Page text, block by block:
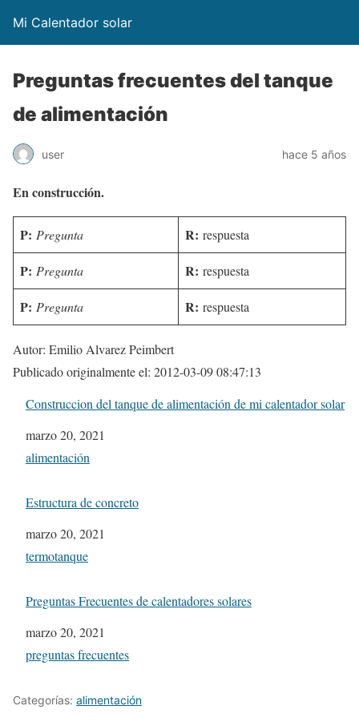
Mi Calentador solar
Preguntas frecuentes del tanque
de alimentación
user hace 5 años
En construcción.
P: Pregunta R: respuesta
P: Pregunta R: respuesta
P: Pregunta R: respuesta
Autor: Emilio Alvarez Peimbert
Publicado originalmente el: 2012-03-09 08:47:13
Construccion del tanque de alimentación de mi calentador solar
Fecha
marzo 20, 2021
In relation to
alimentación
Estructura de concreto
Fecha
marzo 20, 2021
In relation to
termotanque
Preguntas Frecuentes de calentadores solares
Fecha
marzo 20, 2021
In relation to
preguntas frecuentes
Categorías: alimentación